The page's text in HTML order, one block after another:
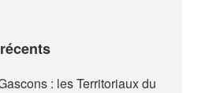
: les Territoriaux du